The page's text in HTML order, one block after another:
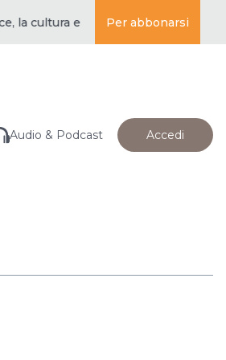
cultura e l’educazione ·BUDDISMO
Per abbonarsi
Audio & Podcast Accedi